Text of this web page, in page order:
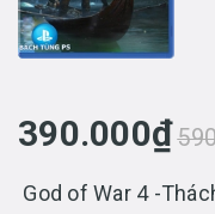
390.000₫
God of War 4 -